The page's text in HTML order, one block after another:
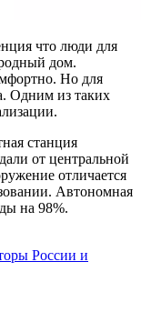
что люди для
дом.
Но для
Одним из таких
станция
от центральной
отличается
Автономная
на 98%.
России и